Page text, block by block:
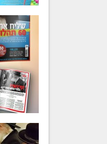
יחיאל אפרים פישל
יוסף בן חמו ע״ה-
ע״ה-